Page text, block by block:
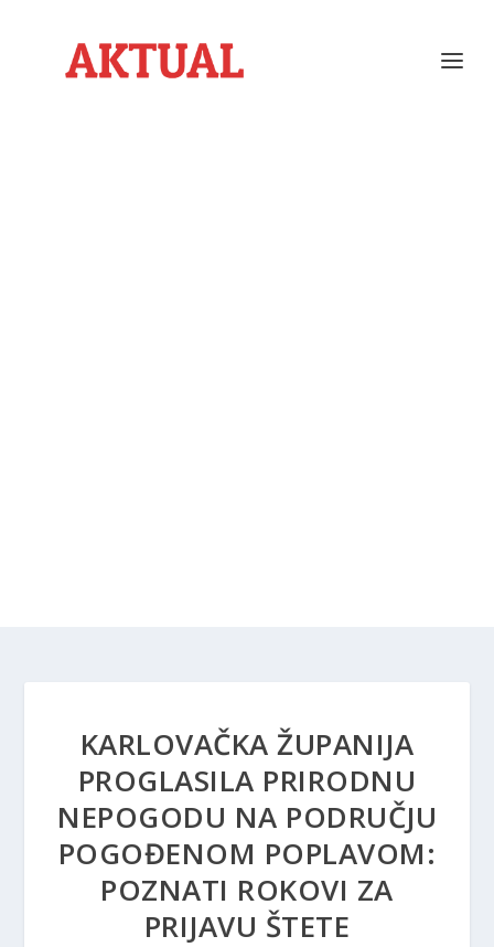
KARLOVAČKA ŽUPANIJA
PROGLASILA PRIRODNU
NEPOGODU NA PODRUČJU
POGOĐENOM POPLAVOM:
POZNATI ROKOVI ZA
PRIJAVU ŠTETE